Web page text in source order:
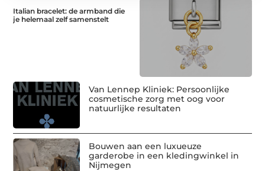
Italian bracelet: de armband die
je helemaal zelf samenstelt
Van Lennep Kliniek: Persoonlijke
cosmetische zorg met oog voor
natuurlijke resultaten
Bouwen aan een luxueuze
garderobe in een kledingwinkel in
Nijmegen